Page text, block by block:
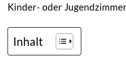
Kinder- oder
Inhalt